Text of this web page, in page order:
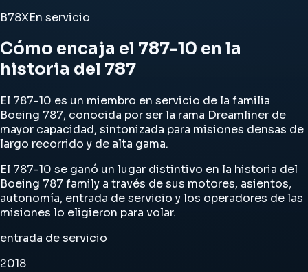
B78XEn servicio
Cómo encaja el 787-10 en la
historia del 787
El 787-10 es un miembro en servicio de la familia
Boeing 787, conocida por ser la rama Dreamliner de
mayor capacidad, sintonizada para misiones densas de
largo recorrido y de alta gama.
El 787-10 se ganó un lugar distintivo en la historia del
Boeing 787 family a través de sus motores, asientos,
autonomía, entrada de servicio y los operadores de las
misiones lo eligieron para volar.
entrada de servicio
2018